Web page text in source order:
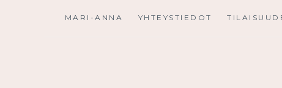
MARI-ANNA YHTEYSTIEDOT